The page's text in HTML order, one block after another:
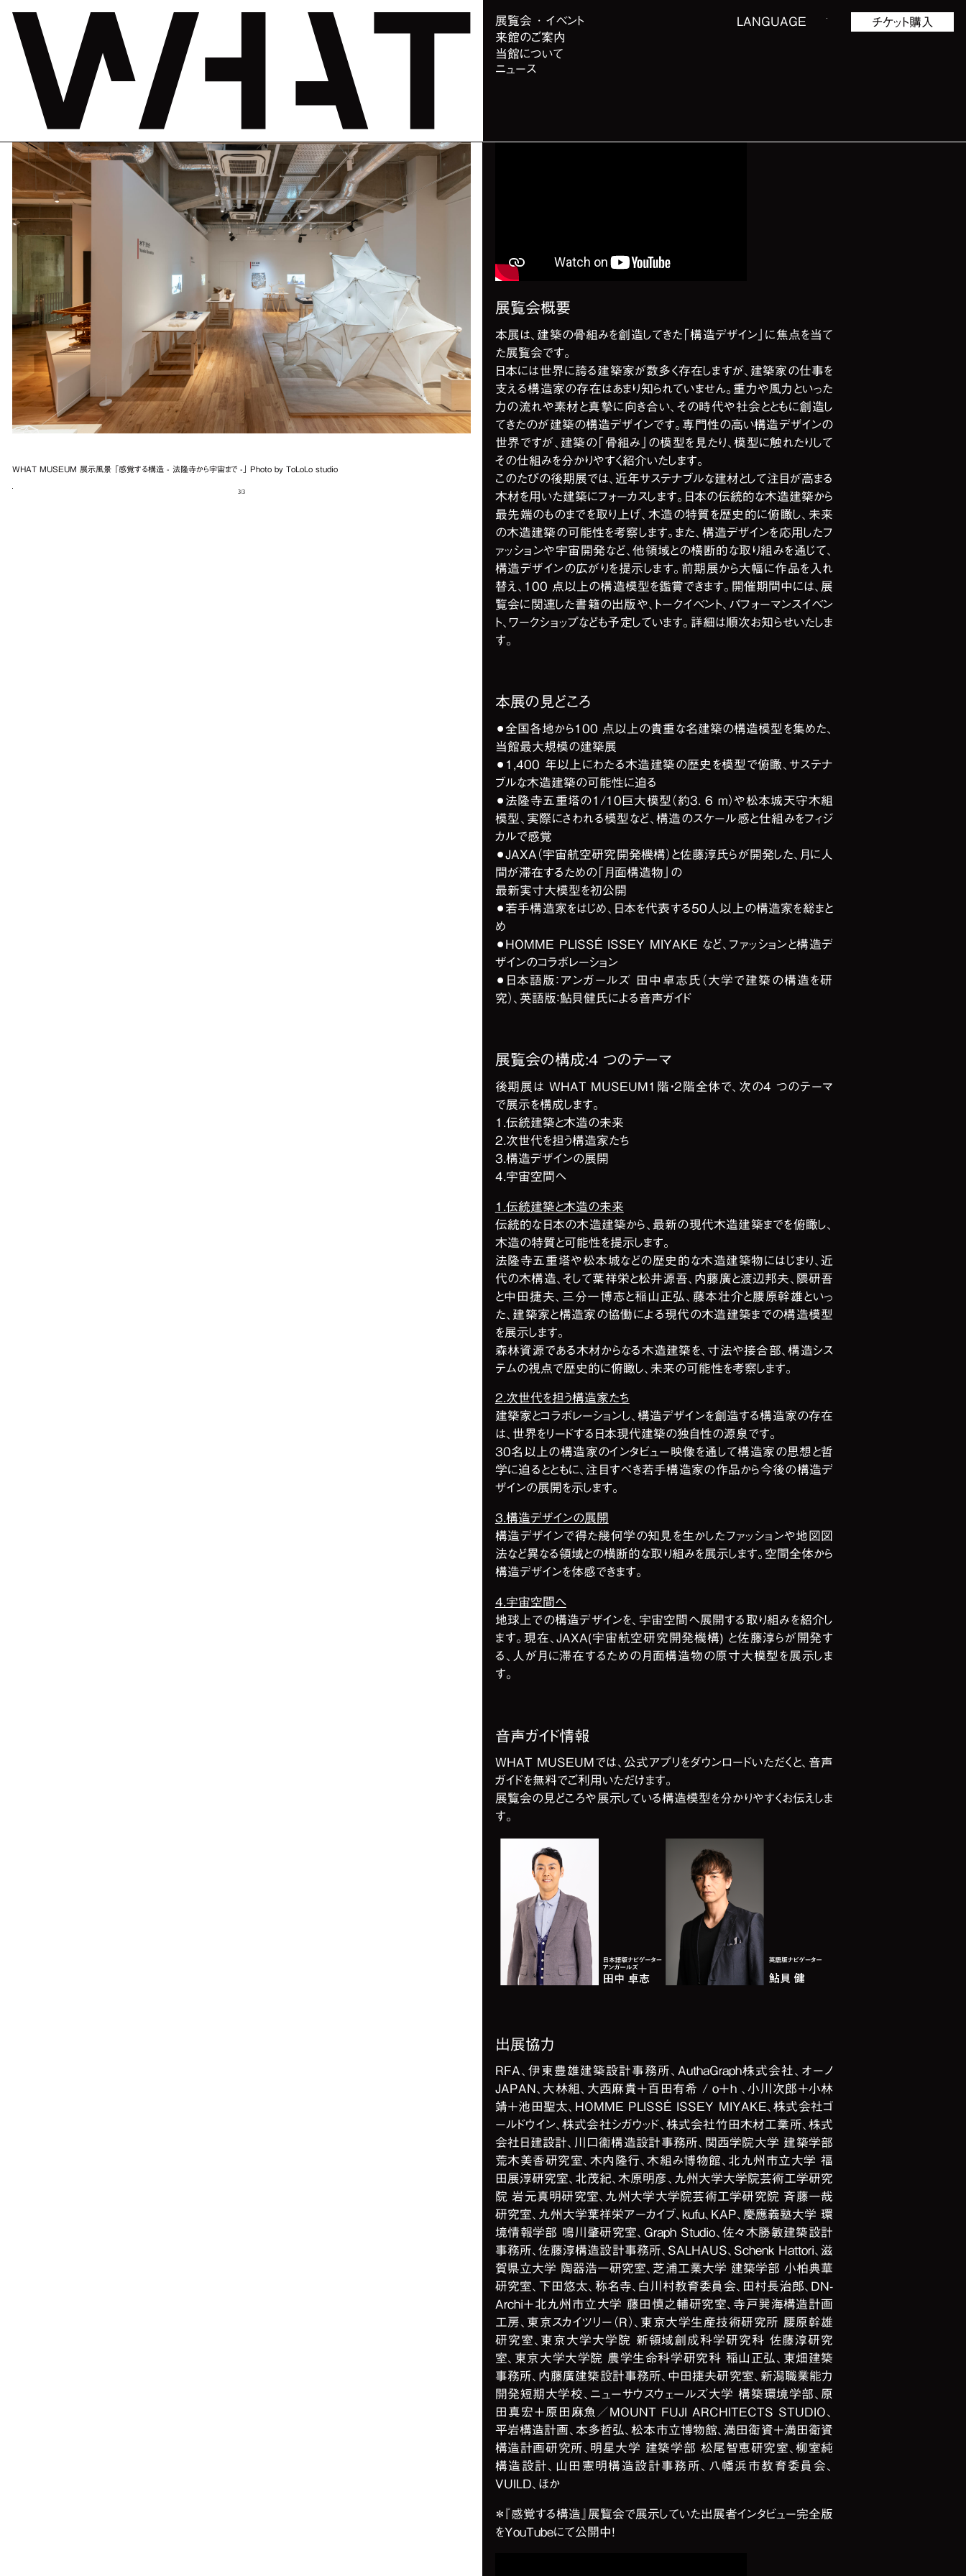
展覧会 ･ イベント
来館のご案内
当館について
ニュース
LANGUAGE チケット購入
感覚する構造
– 法隆寺から宇宙まで –
2024年4月26日—2024年8月25日
WHAT MUSEUM 展示風景 「感覚する構造 - 法隆寺から宇宙まで -」 Photo by ToLoLo studio
3/3
展覧会概要
本展は、建築の骨組みを創造してきた「構造デザイン」に焦点を当て
た展覧会です。
日本には世界に誇る建築家が数多く存在しますが、建築家の仕事を
支える構造家の存在はあまり知られていません。重力や風力といった
力の流れや素材と真摯に向き合い、その時代や社会とともに創造し
てきたのが建築の構造デザインです。専門性の高い構造デザインの
世界ですが、建築の「骨組み」の模型を見たり、模型に触れたりして
その仕組みを分かりやすく紹介いたします。
このたびの後期展では、近年サステナブルな建材として注目が高まる
木材を用いた建築にフォーカスします。日本の伝統的な木造建築から
最先端のものまでを取り上げ、木造の特質を歴史的に俯瞰し、未来
の木造建築の可能性を考察します。また、構造デザインを応用したフ
ァッションや宇宙開発など、他領域との横断的な取り組みを通じて、
構造デザインの広がりを提示します。前期展から大幅に作品を入れ
替え、100 点以上の構造模型を鑑賞できます。開催期間中には、展
覧会に関連した書籍の出版や、トークイベント、パフォーマンスイベン
ト、ワークショップなども予定しています。詳細は順次お知らせいたしま
す。
本展の見どころ
⚫︎全国各地から100 点以上の貴重な名建築の構造模型を集めた、
当館最大規模の建築展
⚫︎1,400 年以上にわたる木造建築の歴史を模型で俯瞰、サステナ
ブルな木造建築の可能性に迫る​​
⚫︎法隆寺五重塔の1/10巨大模型（約3. 6 m）や松本城天守木組
模型、実際にさわれる模型など、構造のスケール感と仕組みをフィジ
カルで感覚
⚫︎JAXA（宇宙航空研究開発機構）と佐藤淳氏らが開発した、月に人
間が滞在するための「月面構造物」の
最新実寸大模型を初公開
⚫︎若手構造家をはじめ、日本を代表する50人以上の構造家を総まと
め
⚫︎HOMME PLISSÉ ISSEY MIYAKE など、ファッションと構造デ
ザインのコラボレーション
⚫︎日本語版：アンガールズ 田中卓志氏（大学で建築の構造を研
究）、英語版：鮎貝健氏による音声ガイド
展覧会の構成:4 つのテーマ
後期展は WHAT MUSEUM1階・2階全体で、次の4 つのテーマ
で展示を構成します。
1.伝統建築と木造の未来
2.次世代を担う構造家たち
3.構造デザインの展開
4.宇宙空間へ
1.伝統建築と木造の未来
伝統的な日本の木造建築から、最新の現代木造建築までを俯瞰し、
木造の特質と可能性を提示します。
法隆寺五重塔や松本城などの歴史的な木造建築物にはじまり、近
代の木構造、そして葉祥栄と松井源吾、内藤廣と渡辺邦夫、隈研吾
と中田捷夫、三分一博志と稲山正弘、藤本壮介と腰原幹雄といっ
た、建築家と構造家の協働による現代の木造建築までの構造模型
を展示します。
森林資源である木材からなる木造建築を、寸法や接合部、構造シス
テムの視点で歴史的に俯瞰し、未来の可能性を考察します。
2.次世代を担う構造家たち
建築家とコラボレーションし、構造デザインを創造する構造家の存在
は、世界をリードする日本現代建築の独自性の源泉です。
30名以上の構造家のインタビュー映像を通して構造家の思想と哲
学に迫るとともに、注目すべき若手構造家の作品から今後の構造デ
ザインの展開を示します。
3.構造デザインの展開
構造デザインで得た幾何学の知見を生かしたファッションや地図図
法など異なる領域との横断的な取り組みを展示します。空間全体から
構造デザインを体感できます。
4.宇宙空間へ
地球上での構造デザインを、宇宙空間へ展開する取り組みを紹介し
ます。現在、JAXA(宇宙航空研究開発機構) と佐藤淳らが開発す
る、人が月に滞在するための月面構造物の原寸大模型を展示しま
す。
音声ガイド情報
WHAT MUSEUMでは、公式アプリをダウンロードいただくと、音声
ガイドを無料でご利用いただけます。
展覧会の見どころや展示している構造模型を分かりやすくお伝えしま
す。
出展協力
RFA、伊東豊雄建築設計事務所、AuthaGraph株式会社、オーノ
JAPAN、大林組、大西麻貴＋百田有希 / o＋h 、小川次郎＋小林
靖＋池田聖太、HOMME PLISSÉ ISSEY MIYAKE、株式会社ゴ
ールドウイン、株式会社シガウッド、株式会社竹田木材工業所、株式
会社日建設計、川口衞構造設計事務所、関西学院大学 建築学部
荒木美香研究室、木内隆行、木組み博物館、北九州市立大学 福
田展淳研究室、北茂紀、木原明彦、九州大学大学院芸術工学研究
院 岩元真明研究室、九州大学大学院芸術工学研究院 斉藤一哉
研究室、九州大学葉祥栄アーカイブ、kufu、KAP、慶應義塾大学 環
境情報学部 鳴川肇研究室、Graph Studio、佐々木勝敏建築設計
事務所、佐藤淳構造設計事務所、SALHAUS、Schenk Hattori、滋
賀県立大学 陶器浩一研究室、芝浦工業大学 建築学部 小柏典華
研究室、下田悠太、称名寺、白川村教育委員会、田村長治郎、DN-
Archi＋北九州市立大学 藤田慎之輔研究室、寺戸巽海構造計画
工房、東京スカイツリー（R）、東京大学生産技術研究所 腰原幹雄
研究室、東京大学大学院 新領域創成科学研究科 佐藤淳研究
室、東京大学大学院 農学生命科学研究科 稲山正弘、東畑建築
事務所、内藤廣建築設計事務所、中田捷夫研究室、新潟職業能力
開発短期大学校、ニューサウスウェールズ大学 構築環境学部、原
田真宏＋原田麻魚／MOUNT FUJI ARCHITECTS STUDIO、
平岩構造計画、本多哲弘、松本市立博物館、満田衛資＋満田衛資
構造計画研究所、明星大学 建築学部 松尾智恵研究室、柳室純
構造設計、山田憲明構造設計事務所、八幡浜市教育委員会、
VUILD、ほか
＊『感覚する構造』展覧会で展示していた出展者インタビュー完全版
をYouTubeにて公開中！